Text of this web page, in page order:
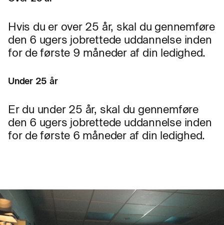
Hvis du er over 25 år, skal du gennemføre
den 6 ugers jobrettede uddannelse inden
for de første 9 måneder af din ledighed.
Under 25 år
Er du under 25 år, skal du gennemføre
den 6 ugers jobrettede uddannelse inden
for de første 6 måneder af din ledighed.